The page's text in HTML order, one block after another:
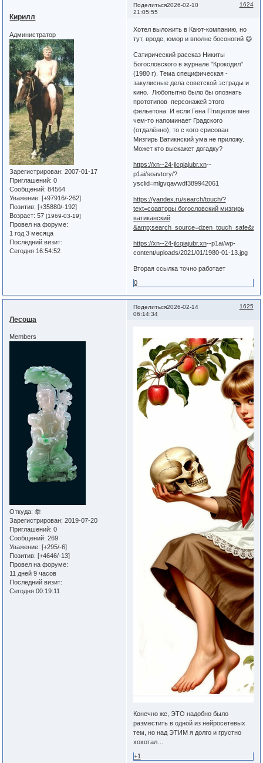
Поделиться 1624
2026-02-10
21:05:55
Кирилл
Администратор
Зарегистрирован: 2007-01-17
Приглашений: 0
Сообщений: 84564
Уважение: [+97916/-262]
Позитив: [+35880/-192]
Возраст: 57[1969-03-19]
Провел на форуме:
1 год 3 месяца
Последний визит:
Сегодня 16:54:52
Хотел выложить в Кают-компанию, но
тут, вроде, юмор и вполне босоногий 😄
Сатирический рассказ Никиты
Богословского в журнале "Крокодил"
(1980 г). Тема специфическая -
закулисные дела советской эстрады и
кино. Любопытно было бы опознать
прототипов персонажей этого
фельетона. И если Гена Птицелов мне
чем-то напоминает Градского
(отдалённо), то с кого срисован
Мизгирь Ватикнский ума не приложу.
Может кто выскажет догадку?
https://xn--24-jlcqiajubr.xn--
p1ai/soavtory/?
ysclid=mlgvqavwdf389942061
https://yandex.ru/search/touch/?
text=соавторы богословский мизгирь
ватиканский
https://xn--24-jlcqiajubr.xn--p1ai/wp-
content/uploads/2021/01/1980-01-13.jpg
Вторая ссылка точно работает
0
Поделиться 1625
2026-02-14
06:14:34
Лесоша
Members
Откуда: 拳
Зарегистрирован: 2019-07-20
Приглашений: 0
Сообщений: 269
Уважение: [+295/-6]
Позитив: [+4646/-13]
Провел на форуме:
11 дней 9 часов
Последний визит:
Сегодня 00:19:11
Конечно же, ЭТО надобно было
разместить в одной из нейросетевых
тем, но над ЭТИМ я долго и грустно
хохотал…
+1